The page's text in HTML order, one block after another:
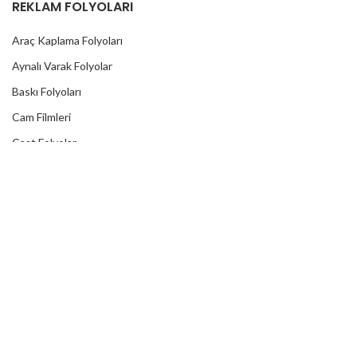
REKLAM FOLYOLARI
Araç Kaplama Folyoları
Aynalı Varak Folyolar
Baskı Folyoları
Cam Filmleri
Cast Folyolar